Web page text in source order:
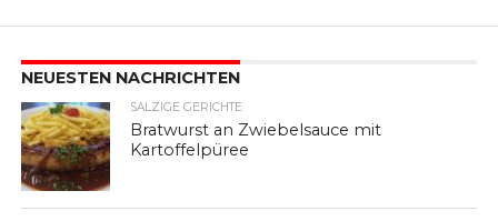
NEUESTEN NACHRICHTEN
SALZIGE GERICHTE
Bratwurst an Zwiebelsauce mit
Kartoffelpüree